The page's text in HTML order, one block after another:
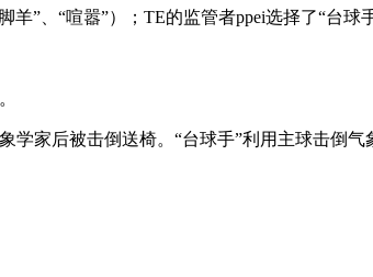
”、“喧嚣”）；TE的监管者ppei选择了“台球
家后被击倒送椅。“台球手”利用主球击倒